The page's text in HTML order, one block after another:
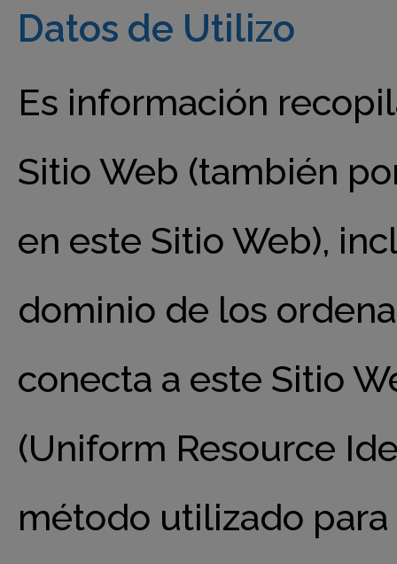
Datos de Utilizo
Es información
Sitio Web (también
en este Sitio Web),
dominio de los
conecta a este Sitio
(Uniform Resource
método utilizado